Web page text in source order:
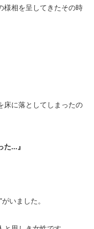
様相を呈してきたその時
床に落としてしまったの
た…』
いました。